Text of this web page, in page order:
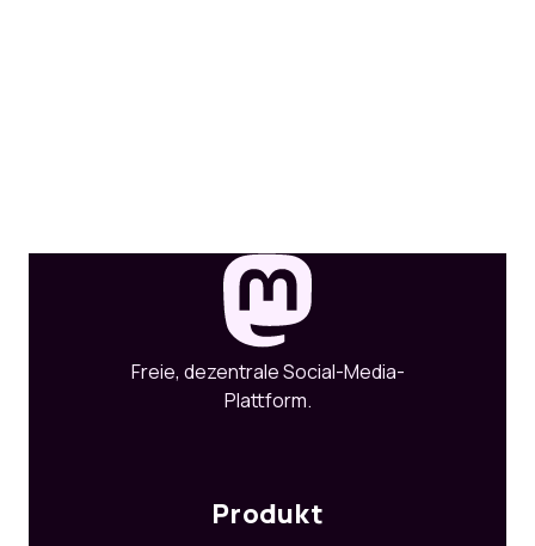
Freie, dezentrale Social-Media-
Plattform.
Produkt